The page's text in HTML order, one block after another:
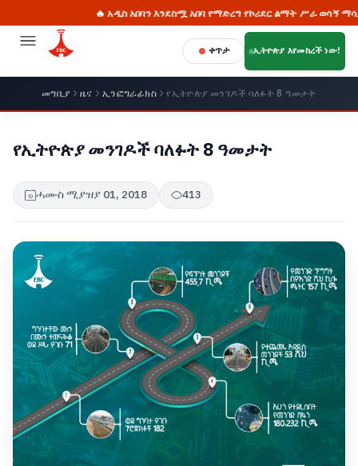
🔥 አዲስ አበባን እንደስሟ አበባ የማድረግ የኮሪደር ልማት ሥራ ወሳኝ ማሳያ፦ ፒያሳ
ቀጥታ ኢትዮጵያ እየመከረች ነው!
መግቢያ ዜና ኢንፎግራፊክስ የኢትዮጵያ መንገዶች ባለፉት 8 ዓመታት
የኢትዮጵያ መንገዶች ባለፉት 8 ዓመታት
ሓሙስ ሚያዝያ 01, 2018 413